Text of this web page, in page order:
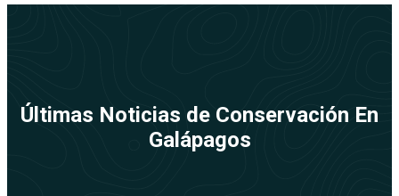
Últimas Noticias de Conservación En
Galápagos